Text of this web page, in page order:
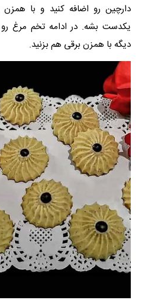
دارچین رو اضافه کنید و با
یکدست بشه. در ادامه تخم مرغ
دیگه با همزن برقی هم بزنید.